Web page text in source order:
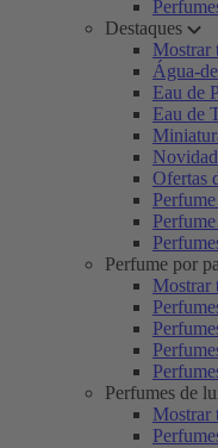
Destaques
Mostrar
Água-
Eau de
Eau de
Ofertas
Perfume por
Mostrar
Perfumes de
Mostrar